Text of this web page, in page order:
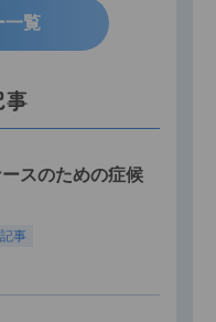
一覧
ースのための症候
事